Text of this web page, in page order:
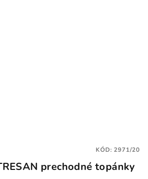
prechodné topánky
KÓD:2971/20